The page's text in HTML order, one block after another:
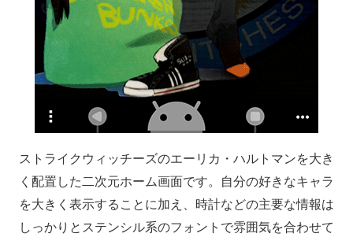
ストライクウィッチーズのエーリカ・ハルトマンを大き
く配置した二次元ホーム画面です。自分の好きなキャラ
を大きく表示することに加え、時計などの主要な情報は
しっかりとステンシル系のフォントで雰囲気を合わせて